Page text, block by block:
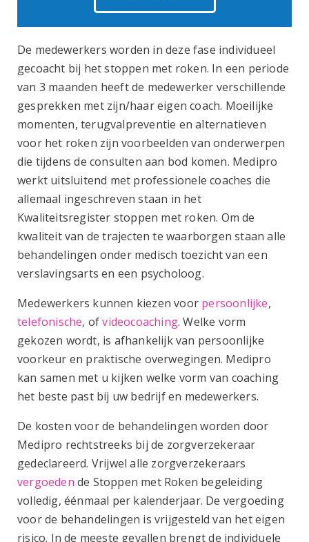
De medewerkers worden in deze fase individueel
gecoacht bij het stoppen met roken. In een periode
van 3 maanden heeft de medewerker verschillende
gesprekken met zijn/haar eigen coach. Moeilijke
momenten, terugvalpreventie en alternatieven
voor het roken zijn voorbeelden van onderwerpen
die tijdens de consulten aan bod komen. Medipro
werkt uitsluitend met professionele coaches die
allemaal ingeschreven staan in het
Kwaliteitsregister stoppen met roken. Om de
kwaliteit van de trajecten te waarborgen staan alle
behandelingen onder medisch toezicht van een
verslavingsarts en een psycholoog.
Medewerkers kunnen kiezen voor persoonlijke,
telefonische, ofvideocoaching. Welke vorm
gekozen wordt, is afhankelijk van persoonlijke
voorkeur en praktische overwegingen. Medipro
kan samen met u kijken welke vorm van coaching
het beste past bij uw bedrijf en medewerkers.
De kosten voor de behandelingen worden door
Medipro rechtstreeks bij de zorgverzekeraar
gedeclareerd. Vrijwel alle zorgverzekeraars
vergoeden de Stoppen met Roken begeleiding
volledig, éénmaal per kalenderjaar. De vergoeding
voor de behandelingen is vrijgesteld van het eigen
risico. In de meeste gevallen brengt de individuele